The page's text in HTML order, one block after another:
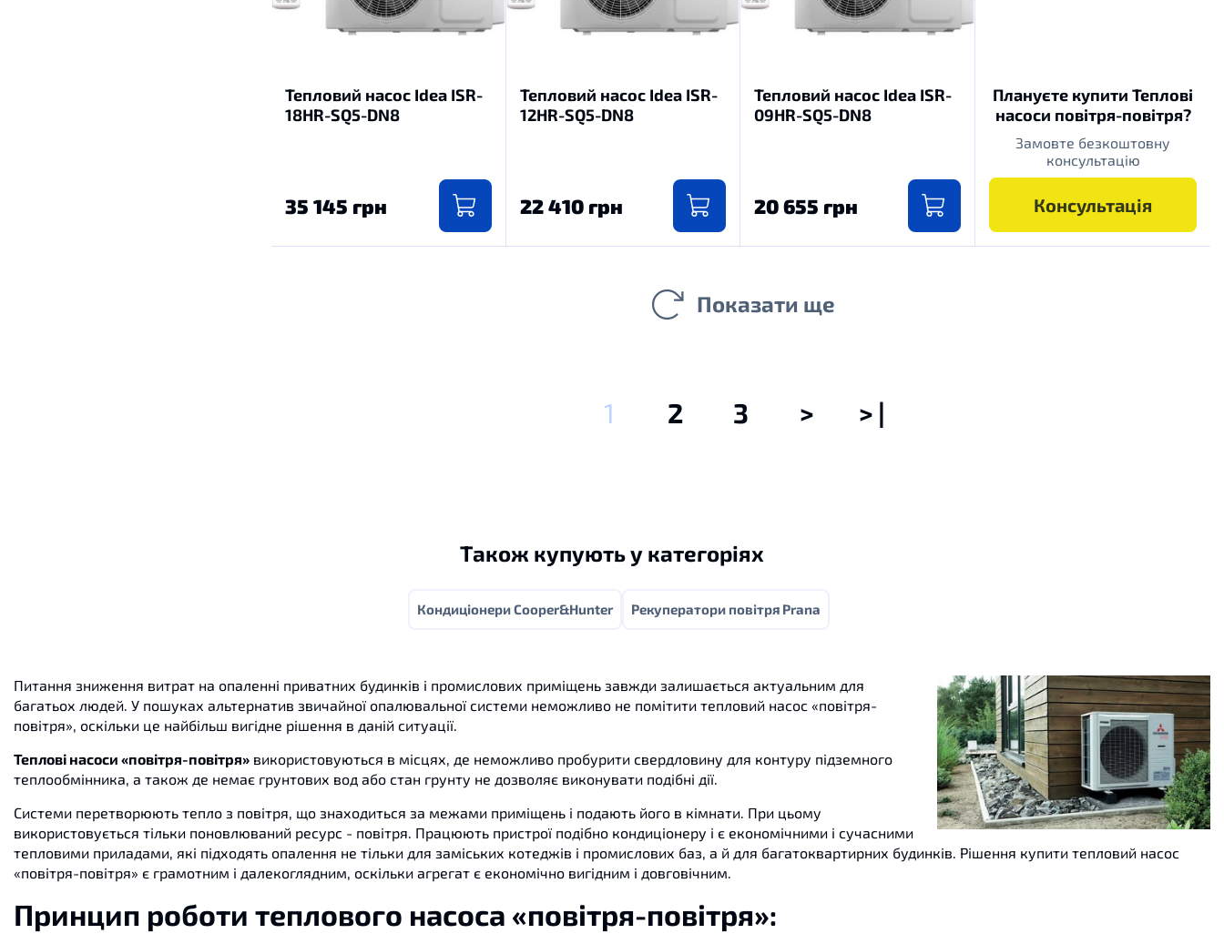
Тепловий насос Idea ISR-
18HR-SQ5-DN8
35 145 грн
Тепловий насос Idea ISR-
12HR-SQ5-DN8
22 410 грн
Тепловий насос Idea ISR-
09HR-SQ5-DN8
20 655 грн
Плануєте купити Теплові
насоси повітря-повітря?
Замовте безкоштовну
консультацію
Консультація
Показати ще
1 2 3 > > |
Також купують у категоріях
Кондиціонери Cooper&Hunter Рекуператори повітря Prana
Питання зниження витрат на опаленні приватних будинків і промислових приміщень завжди залишається актуальним для
багатьох людей. У пошуках альтернатив звичайної опалювальної системи неможливо не помітити тепловий насос «повітря-
повітря», оскільки це найбільш вигідне рішення в даній ситуації.
Теплові насоси «повітря-повітря» використовуються в місцях, де неможливо пробурити свердловину для контуру підземного
теплообмінника, а також де немає грунтових вод або стан грунту не дозволяє виконувати подібні дії.
Системи перетворюють тепло з повітря, що знаходиться за межами приміщень і подають його в кімнати. При цьому
використовується тільки поновлюваний ресурс - повітря. Працюють пристрої подібно кондиціонеру і є економічними і сучасними
тепловими приладами, які підходять опалення не тільки для заміських котеджів і промислових баз, а й для багатоквартирних будинків. Рішення купити тепловий насос
«повітря-повітря» є грамотним і далекоглядним, оскільки агрегат є економічно вигідним і довговічним.
Принцип роботи теплового насоса «повітря-повітря»: